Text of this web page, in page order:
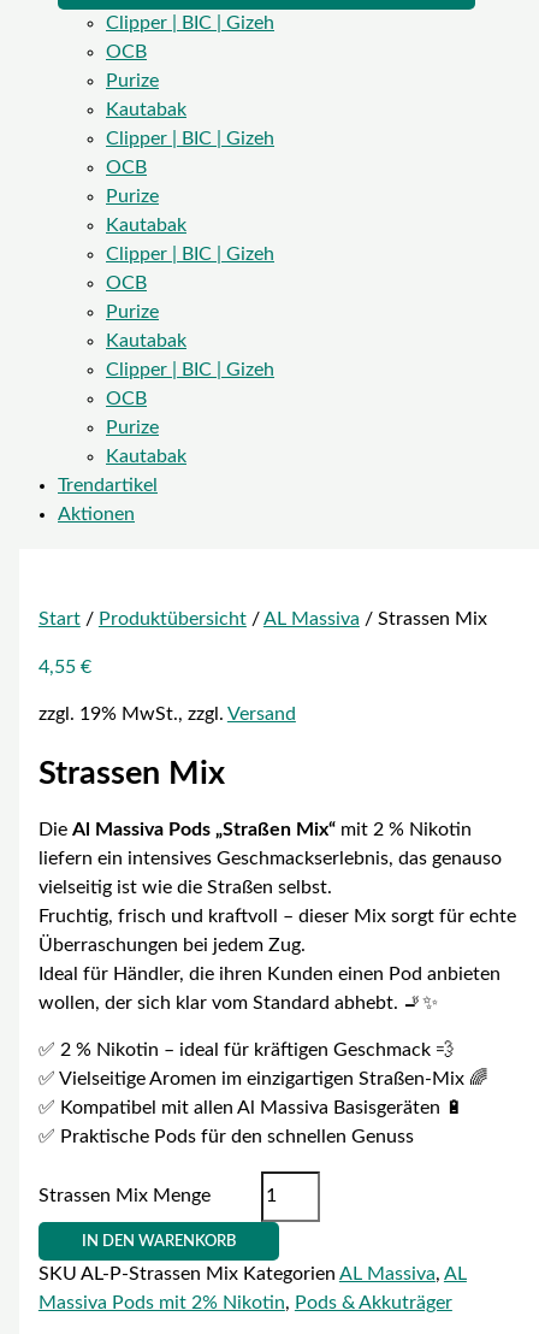
Clipper | BIC | Gizeh
OCB
Purize
Kautabak
Clipper | BIC | Gizeh
OCB
Purize
Kautabak
Clipper | BIC | Gizeh
OCB
Purize
Kautabak
Clipper | BIC | Gizeh
OCB
Purize
Kautabak
Trendartikel
Aktionen
Start/ Produktübersicht/ AL Massiva / Strassen Mix
4,55 €
zzgl. 19% MwSt., zzgl. Versand
Strassen Mix
Die Al Massiva Pods „Straßen Mix“mit 2 % Nikotin
liefern ein intensives Geschmackserlebnis, das genauso
vielseitig ist wie die Straßen selbst.
Fruchtig, frisch und kraftvoll – dieser Mix sorgt für echte
Überraschungen bei jedem Zug.
Ideal für Händler, die ihren Kunden einen Pod anbieten
wollen, der sich klar vom Standard abhebt. 🚬✨
✅ 2 % Nikotin – ideal für kräftigen Geschmack 💨
✅ Vielseitige Aromen im einzigartigen Straßen-Mix 🌈
✅ Kompatibel mit allen Al Massiva Basisgeräten 🔋
✅ Praktische Pods für den schnellen Genuss
Strassen Mix Menge
IN DEN WARENKORB
SKU AL-P-Strassen Mix Kategorien AL Massiva, AL
Massiva Pods mit 2% Nikotin, Pods & Akkuträger